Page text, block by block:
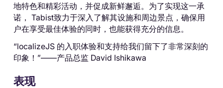
地特色和精彩活动，并促成新鲜邂逅。为了实现这一承
诺， Tabist致力于深入了解其设施和周边景点，确保用
户在享受最佳体验的同时，也能获得充分的信息。
“localizeJS 的入职体验和支持给我们留下了非常深刻的
印象！”——产品总监 David Ishikawa
表现